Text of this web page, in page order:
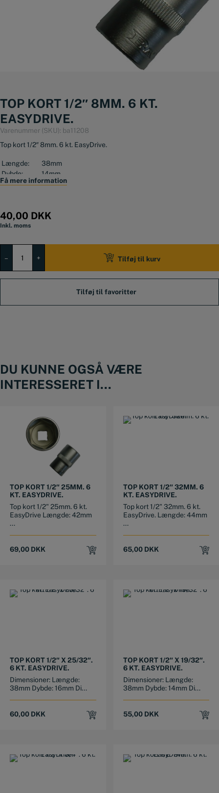
TOP KORT 1/2″ 8MM. 6 KT.
EASYDRIVE.
Varenummer (SKU): ba11208
Top kort 1/2″ 8mm. 6 kt. EasyDrive.
Længde:
38mm
Dybde:
14mm
Dimaeter/Ø: 13mm
Få mere information
40,00 DKK
Inkl. moms
–
8mm.
6
antal
+ Tilføj til kurv
DU KUNNE OGSÅ VÆRE
INTERESSERET I...
TOP KORT 1/2″ 25MM. 6
KT. EASYDRIVE.
Top kort 1/2" 25mm. 6 kt.
EasyDrive Længde: 42mm
...
69,00 DKK
TOP KORT 1/2″ 32MM. 6
KT. EASYDRIVE.
Top kort 1/2" 32mm. 6 kt.
EasyDrive. Længde: 44mm
...
65,00 DKK
TOP KORT 1/2″ X 25/32″.
6 KT. EASYDRIVE.
Dimensioner: Længde:
38mm Dybde: 16mm Di...
60,00 DKK
TOP KORT 1/2″ X 19/32″.
6 KT. EASYDRIVE.
Dimensioner: Længde:
38mm Dybde: 14mm Di...
55,00 DKK